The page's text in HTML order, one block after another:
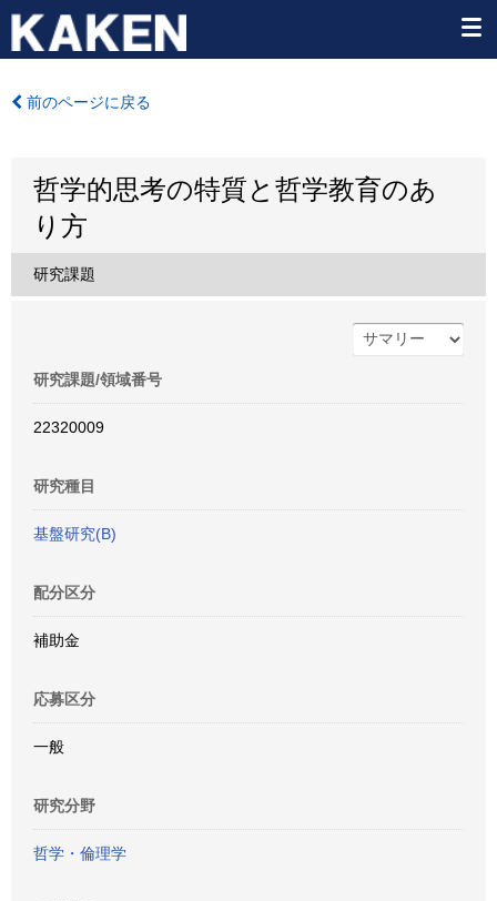
前のページに戻る
哲学的思考の特質と哲学教育のあ
り方
研究課題
研究課題/領域番号
22320009
研究種目
基盤研究(B)
配分区分
補助金
応募区分
一般
研究分野
哲学・倫理学